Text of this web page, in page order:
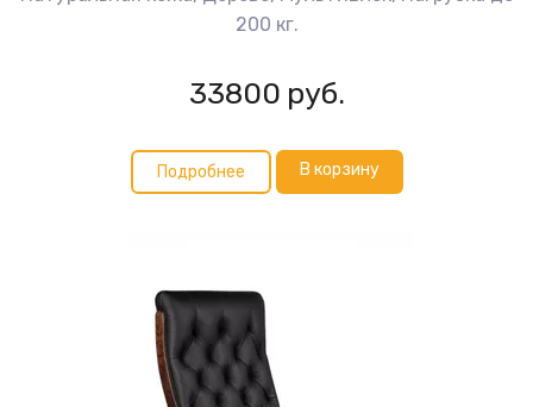
200 кг.
33800 руб.
Подробнее В корзину